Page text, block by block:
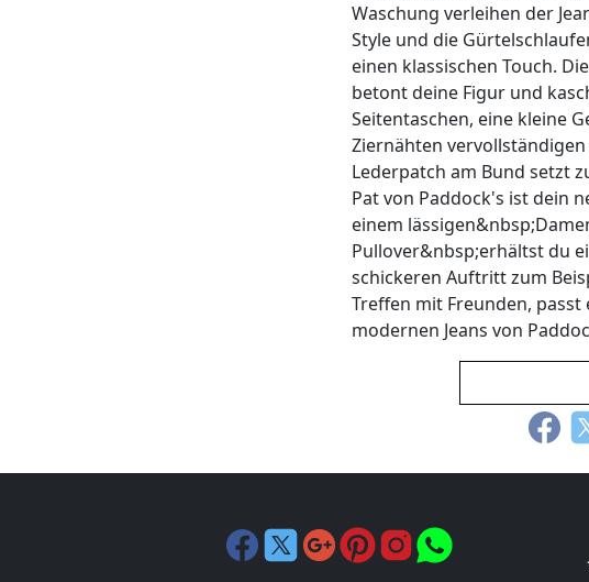
Waschung verleihen der
Style und die
einen klassischen Touch.
betont deine Figur und
Seitentaschen, eine kleine
Ziernähten
Lederpatch am Bund setzt
Pat von Paddock's ist dein
einem
Pullover&nbsp;erhältst du
schickeren Auftritt zum
Treffen mit Freunden,
modernen Jeans von